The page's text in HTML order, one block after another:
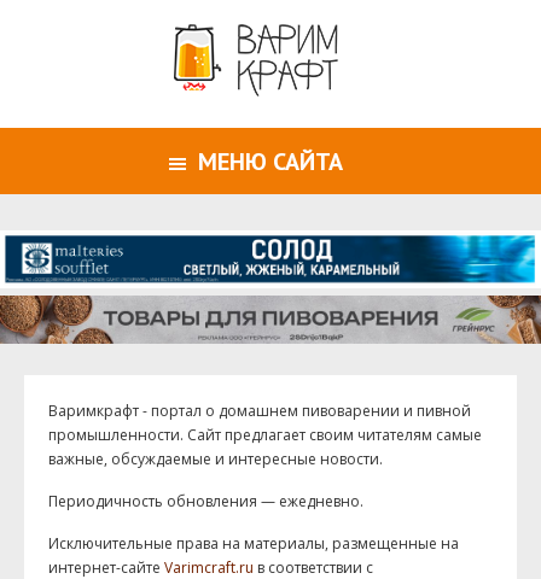
МЕНЮ САЙТА
Варимкрафт - портал о домашнем пивоварении и пивной
промышленности. Сайт предлагает своим читателям самые
важные, обсуждаемые и интересные новости.
Периодичность обновления — ежедневно.
Исключительные права на материалы, размещенные на
интернет-сайте Varimcraft.ru в соответствии с